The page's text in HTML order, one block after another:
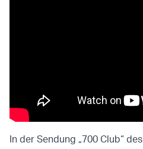
In der Sendung „700 Club“ des